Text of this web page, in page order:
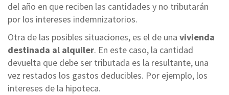
del año en que reciben las cantidades y no tributarán
por los intereses indemnizatorios.
Otra de las posibles situaciones, es el de una vivienda
destinada al alquiler. En este caso, la cantidad
devuelta que debe ser tributada es la resultante, una
vez restados los gastos deducibles. Por ejemplo, los
intereses de la hipoteca.